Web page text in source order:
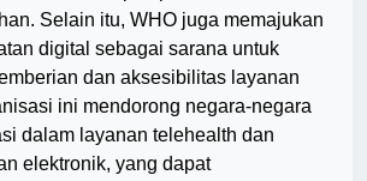
Selain itu, WHO juga memajukan
digital sebagai sarana untuk
dan aksesibilitas layanan
ini mendorong negara-negara
dalam layanan telehealth dan
elektronik, yang dapat